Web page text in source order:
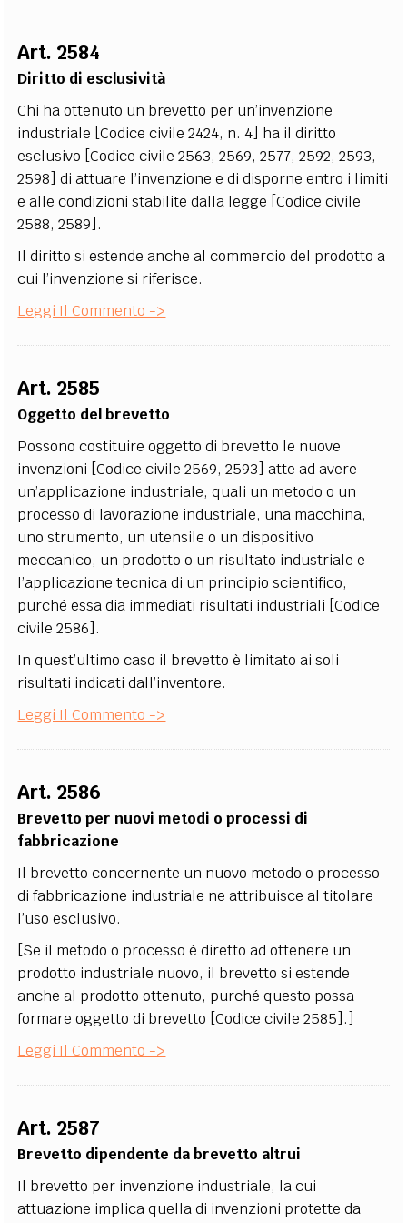
CODICI RUBRICHE
SOCIAL MEDIA
Art. 2584
Diritto di esclusività
Chi ha ottenuto un brevetto per un’invenzione
industriale [Codice civile 2424, n. 4] ha il diritto
esclusivo [Codice civile 2563, 2569, 2577, 2592, 2593,
2598] di attuare l’invenzione e di disporne entro i limiti
e alle condizioni stabilite dalla legge [Codice civile
2588, 2589].
Il diritto si estende anche al commercio del prodotto a
cui l’invenzione si riferisce.
Leggi Il Commento ->
Art. 2585
Oggetto del brevetto
Possono costituire oggetto di brevetto le nuove
invenzioni [Codice civile 2569, 2593] atte ad avere
un’applicazione industriale, quali un metodo o un
processo di lavorazione industriale, una macchina,
uno strumento, un utensile o un dispositivo
meccanico, un prodotto o un risultato industriale e
l’applicazione tecnica di un principio scientifico,
purché essa dia immediati risultati industriali [Codice
civile 2586].
In quest’ultimo caso il brevetto è limitato ai soli
risultati indicati dall’inventore.
Leggi Il Commento ->
Art. 2586
Brevetto per nuovi metodi o processi di
fabbricazione
Il brevetto concernente un nuovo metodo o processo
di fabbricazione industriale ne attribuisce al titolare
l’uso esclusivo.
[Se il metodo o processo è diretto ad ottenere un
prodotto industriale nuovo, il brevetto si estende
anche al prodotto ottenuto, purché questo possa
formare oggetto di brevetto [Codice civile 2585].]
Leggi Il Commento ->
Art. 2587
Brevetto dipendente da brevetto altrui
Il brevetto per invenzione industriale, la cui
attuazione implica quella di invenzioni protette da